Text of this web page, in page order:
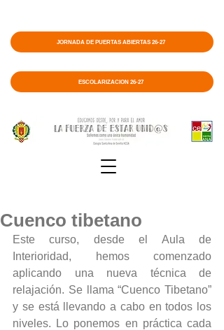
ESCOLARIZACIÓN 26-27
JORNADA DE PUERTAS ABIERTAS 26-27
Cuenco tibetano
Este curso, desde el Aula de
Interioridad, hemos comenzado
aplicando una nueva técnica de
relajación. Se llama “Cuenco Tibetano”
y se está llevando a cabo en todos los
niveles. Lo ponemos en práctica cada